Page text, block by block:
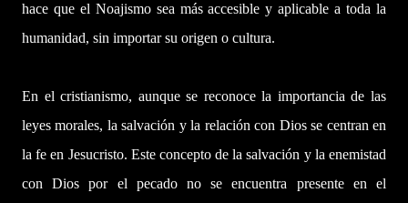
hace que el Noajismo sea más accesible y aplicable a toda la
humanidad, sin importar su origen o cultura.
En el cristianismo, aunque se reconoce la importancia de las
leyes morales, la salvación y la relación con Dios se centran en
la fe en Jesucristo. Este concepto de la salvación y la enemistad
con Dios por el pecado no se encuentra presente en el